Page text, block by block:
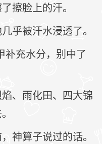
擦脸上的汗。
乎被汗水浸透了。
补充水分，别中了
、雨化田、四大锦
神算子说过的话。